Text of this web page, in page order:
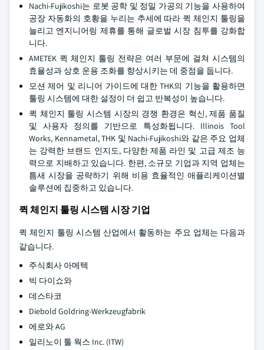
Nachi-Fujikoshi는 로봇 공학 및 정밀 가공의 기능을 사용하여
공장 자동화의 호황을 누리는 추세에 따라 퀵 체인지 툴링을
늘리고 엔지니어링 제휴를 통해 글로벌 시장 침투를 강화합
니다.
AMETEK 퀵 체인지 툴링 전략은 여러 부문에 걸쳐 시스템의
효율성과 상호 운용 조화를 향상시키는 데 중점을 둡니다.
모션 제어 및 리니어 가이드에 대한 THK의 기능을 활용하면
툴링 시스템에 대한 설정이 더 쉽고 반복성이 높습니다.
퀵 체인지 툴링 시스템 시장의 경쟁 환경은 혁신, 제품 품질
및 사용자 정의를 기반으로 특성화됩니다. Illinois Tool
Works, Kennametal, THK 및 Nachi-Fujikoshi와 같은 주요 업체
는 강력한 브랜드 인지도, 다양한 제품 라인 및 고급 제조 능
력으로 지배하고 있습니다. 한편, 소규모 기업과 지역 업체는
틈새 시장을 공략하기 위해 비용 효율적인 애플리케이션별
솔루션에 집중하고 있습니다.
퀵 체인지 툴링 시스템 시장 기업
퀵 체인지 툴링 시스템 산업에서 활동하는 주요 업체는 다음과
같습니다.
주식회사 아메텍
빅 다이쇼와
데스타코
Diebold Goldring-Werkzeugfabrik
에로와 AG
일리노이 툴 웍스 Inc. (ITW)